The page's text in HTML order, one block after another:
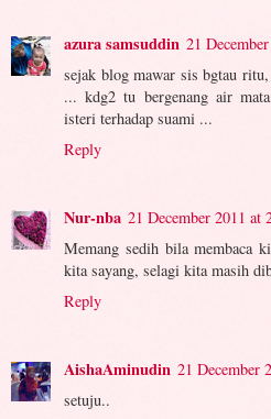
azura samsuddin 21
sejak blog mawar sis bgtau
... kdg2 tu bergenang air
isteri terhadap suami ...
Reply
Nur-nba 21 December 2011 at
Memang sedih bila membaca
kita sayang, selagi kita masih
Reply
AishaAminudin 21 December
setuju..